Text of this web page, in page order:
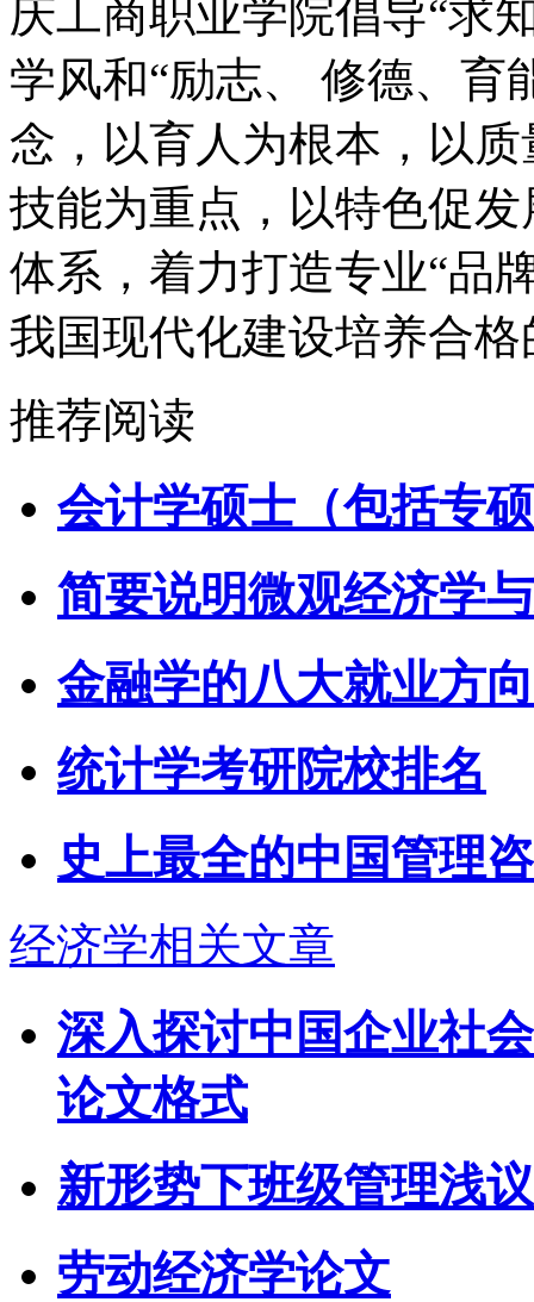
庆工商职业学院倡导“求
学风和“励志、 修德、育
念，以育人为根本，以
技能为重点，以特色促
体系，着力打造专业“品
我国现代化建设培养合
推荐阅读
会计学硕士（包括专
简要说明微观经济学
金融学的八大就业方
统计学考研院校排名
史上最全的中国管理
经济学相关文章
深入探讨中国企业社
论文格式
新形势下班级管理浅
劳动经济学论文